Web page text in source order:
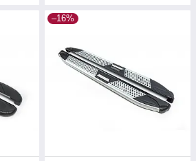
–16%